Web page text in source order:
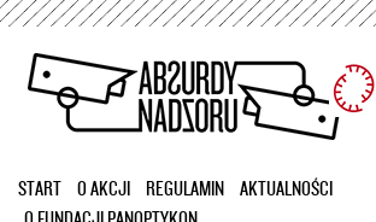
Przejdź
treści
START O AKCJI REGULAMIN
AKTUALNOŚCI